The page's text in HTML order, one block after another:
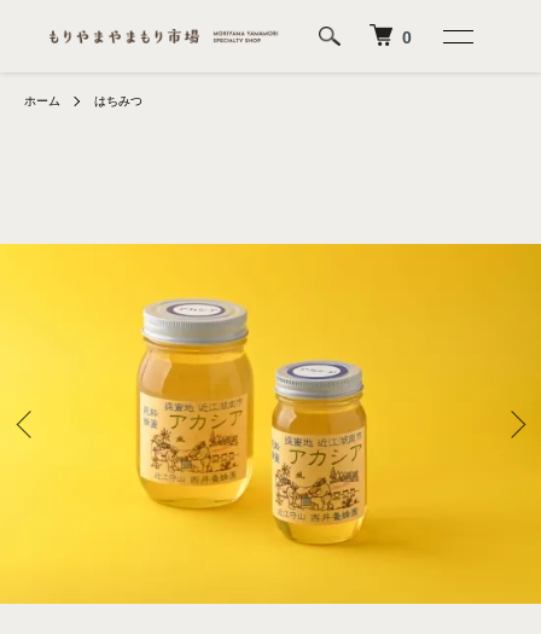
0
ホーム はちみつ